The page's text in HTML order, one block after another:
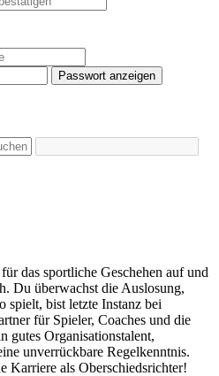
Passwort anzeigen
das sportliche Geschehen auf und
Du überwachst die Auslosung,
spielt, bist letzte Instanz bei
für Spieler, Coaches und die
gutes Organisationstalent,
unverrückbare Regelkenntnis.
Karriere als Oberschiedsrichter!